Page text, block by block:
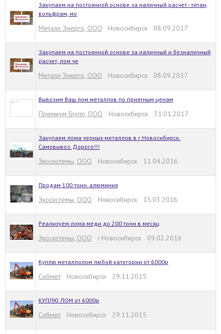
Закупаем на постоянной основе за наличный расчет - титан,
вольфрам, мо
Металл Энерго, ООО Новосибирск 08.09.2017
Закупаем на постоянной основе за наличный и безналичный
расчет, лом че
Металл Энерго, ООО Новосибирск 08.09.2017
Вывозим Ваш лом металлов по приятным ценам
Премиум Групп, ООО Новосибирск 31.01.2017
Закупаем лома черных металлов в г.Новосибирск.
Самовывоз. Дорого!!!
Экосистемы, ООО Новосибирск 11.04.2016
Продам 100 тонн. алюминия
Экосистемы, ООО Новосибирск 15.03.2016
Реализуем лома меди до 200 тонн в месяц
Экосистемы, ООО г.Новосибирск 09.02.2016
Куплю металлолом любой категории от 6000р
Сибмет Новосибирск 29.11.2015
КУПЛЮ ЛОМ от 6000р
Сибмет Новосибирск 29.11.2015